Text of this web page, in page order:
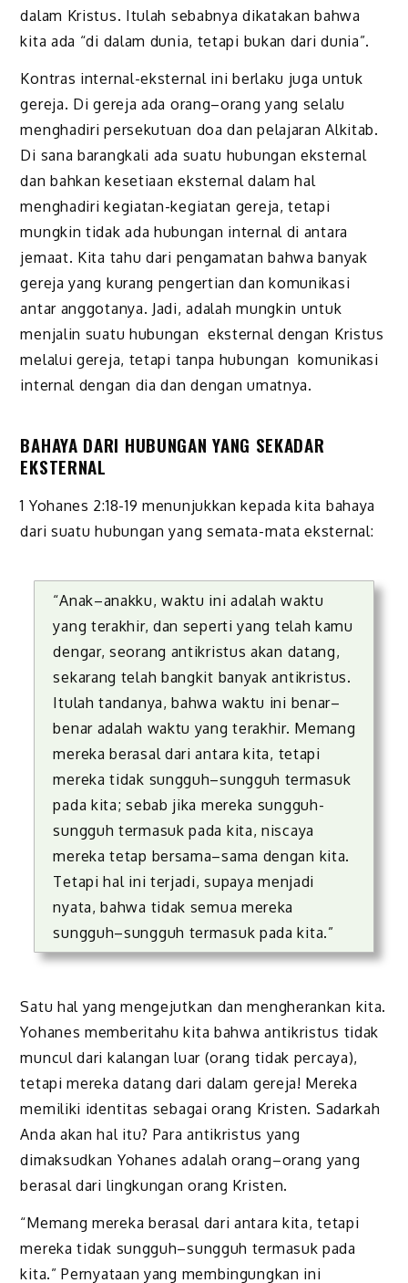
dalam Kristus. Itulah sebabnya dikatakan bahwa
kita ada “di dalam dunia, tetapi bukan dari dunia”.
Kontras internal-eksternal ini berlaku juga untuk
gereja. Di gereja ada orang–orang yang selalu
menghadiri persekutuan doa dan pelajaran Alkitab.
Di sana barangkali ada suatu hubungan eksternal
dan bahkan kesetiaan eksternal dalam hal
menghadiri kegiatan-kegiatan gereja, tetapi
mungkin tidak ada hubungan internal di antara
jemaat. Kita tahu dari pengamatan bahwa banyak
gereja yang kurang pengertian dan komunikasi
antar anggotanya. Jadi, adalah mungkin untuk
menjalin suatu hubungan eksternal dengan Kristus
melalui gereja, tetapi tanpa hubungan komunikasi
internal dengan dia dan dengan umatnya.
BAHAYA DARI HUBUNGAN YANG SEKADAR
EKSTERNAL
1 Yohanes 2:18-19 menunjukkan kepada kita bahaya
dari suatu hubungan yang semata-mata eksternal:
“Anak–anakku, waktu ini adalah waktu
yang terakhir, dan seperti yang telah kamu
dengar, seorang antikristus akan datang,
sekarang telah bangkit banyak antikristus.
Itulah tandanya, bahwa waktu ini benar–
benar adalah waktu yang terakhir. Memang
mereka berasal dari antara kita, tetapi
mereka tidak sungguh–sungguh termasuk
pada kita; sebab jika mereka sungguh-
sungguh termasuk pada kita, niscaya
mereka tetap bersama–sama dengan kita.
Tetapi hal ini terjadi, supaya menjadi
nyata, bahwa tidak semua mereka
sungguh–sungguh termasuk pada kita.”
Satu hal yang mengejutkan dan mengherankan kita.
Yohanes memberitahu kita bahwa antikristus tidak
muncul dari kalangan luar (orang tidak percaya),
tetapi mereka datang dari dalam gereja! Mereka
memiliki identitas sebagai orang Kristen. Sadarkah
Anda akan hal itu? Para antikristus yang
dimaksudkan Yohanes adalah orang–orang yang
berasal dari lingkungan orang Kristen.
“Memang mereka berasal dari antara kita, tetapi
mereka tidak sungguh–sungguh termasuk pada
kita.” Pernyataan yang membingungkan ini